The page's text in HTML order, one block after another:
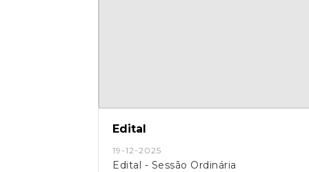
Edital
19-12-2025
Edital - Sessão Ordinária